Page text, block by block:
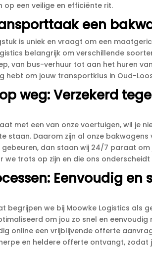
op een veilige en efficiënte rit.​
een
is uniek en vraagt om een
belangrijk om verschillende
van bus-verhuur tot aan het huren
hebt om jouw transportklus in Oud-
weg: Verzekerd
met een van onze voertuigen, wil je
staan.​ Daarom zijn al onze
dan staan wij 24/7 paraat om
we trots op zijn en die ons
Eenvoudig en
begrijpen we bij Moowke Logistics als
om jou zo snel en eenvoudig
online een vrijblijvende offerte
en heldere offerte ontvangt,